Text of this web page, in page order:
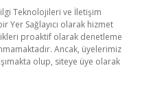
Teknolojileri ve İletişim
Yer Sağlayıcı olarak hizmet
proaktif olarak denetleme
Ancak, üyelerimiz
olup, siteye üye olarak